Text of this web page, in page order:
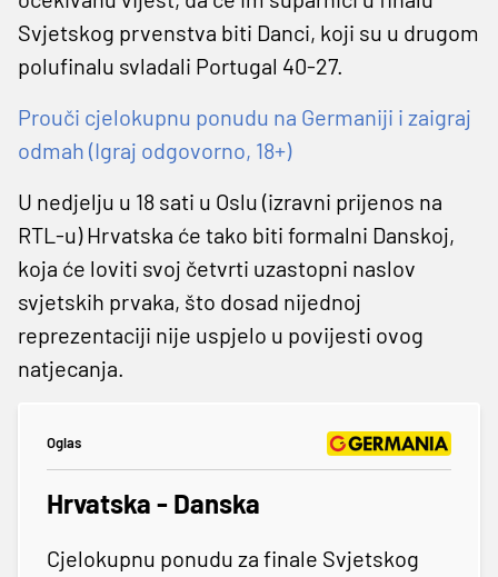
Svjetskog prvenstva biti Danci, koji su u drugom
polufinalu svladali Portugal 40-27.
Prouči cjelokupnu ponudu na Germaniji i zaigraj
odmah (Igraj odgovorno, 18+)
U nedjelju u 18 sati u Oslu (izravni prijenos na
RTL-u) Hrvatska će tako biti formalni Danskoj,
koja će loviti svoj četvrti uzastopni naslov
svjetskih prvaka, što dosad nijednoj
reprezentaciji nije uspjelo u povijesti ovog
natjecanja.
Oglas
Hrvatska - Danska
Cjelokupnu ponudu za finale Svjetskog